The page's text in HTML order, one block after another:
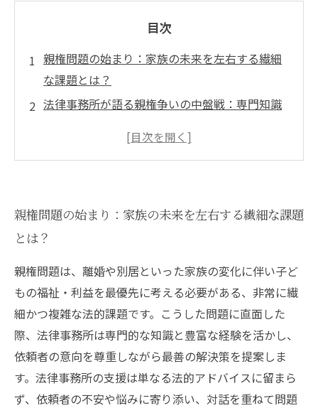
目次
親権問題の始まり：家族の未来を左右する繊細
な課題とは？
法律事務所が語る親権争いの中盤戦：専門知識
親権問題の解決へ向けて：誠実な支援がもたら
手続きの全貌
信頼を築くパートナーシップ：法律事務所の誠
実な支援事例紹介
親権問題に強い法律事務所の選び方と注意点
親権争いを乗り越えるために知っておきたい法
律事務所の役割
親権問題の始まり：家族の未来を左右する繊細な課題
とは？
親権問題は、離婚や別居といった家族の変化に伴い子ど
もの福祉・利益を最優先に考える必要がある、非常に繊
細かつ複雑な法的課題です。こうした問題に直面した
際、法律事務所は専門的な知識と豊富な経験を活かし、
依頼者の意向を尊重しながら最善の解決策を提案しま
す。法律事務所の支援は単なる法的アドバイスに留まら
ず、依頼者の不安や悩みに寄り添い、対話を重ねて問題